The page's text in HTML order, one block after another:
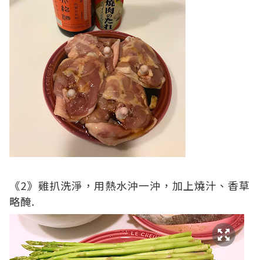
《2》雞扒洗淨，用熱水沖一沖，加上燒汁、香草
略醃.